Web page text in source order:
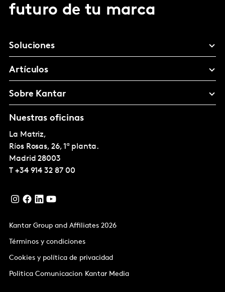
futuro de tu marca
Soluciones
Artículos
Sobre Kantar
Nuestras oficinas
La Matriz,
Ríos Rosas, 26, 1ª planta.
Madrid 28003
T +34 914 32 87 00
Kantar Group and Affiliates 2026
Términos y condiciones
Cookies y política de privacidad
Politica Comunicacion Kantar Media